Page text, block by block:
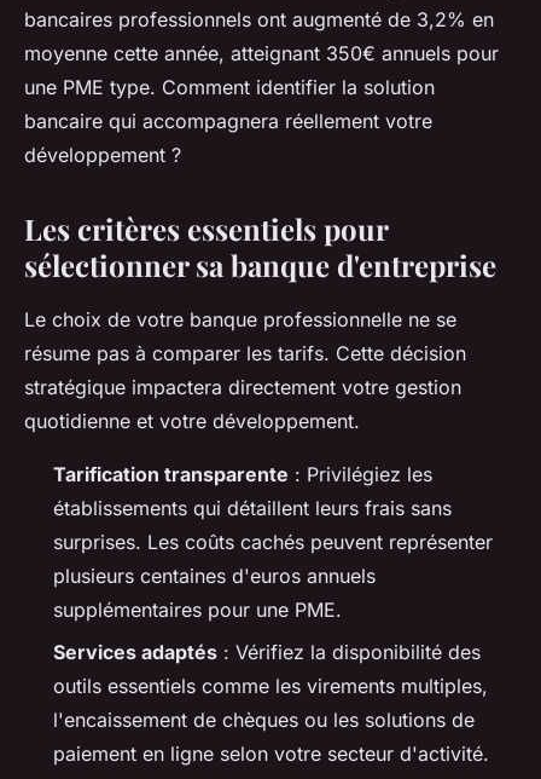
Orion•06/04/2026 13:35•8 min de lecture
bancaires professionnels ont augmenté de 3,2% en
moyenne cette année, atteignant 350€ annuels pour
une PME type. Comment identifier la solution
bancaire qui accompagnera réellement votre
développement ?
Les critères essentiels pour
sélectionner sa banque d'entreprise
Le choix de votre banque professionnelle ne se
résume pas à comparer les tarifs. Cette décision
stratégique impactera directement votre gestion
quotidienne et votre développement.
Tarification transparente : Privilégiez les
établissements qui détaillent leurs frais sans
surprises. Les coûts cachés peuvent représenter
plusieurs centaines d'euros annuels
supplémentaires pour une PME.
Services adaptés : Vérifiez la disponibilité des
outils essentiels comme les virements multiples,
l'encaissement de chèques ou les solutions de
paiement en ligne selon votre secteur d'activité.